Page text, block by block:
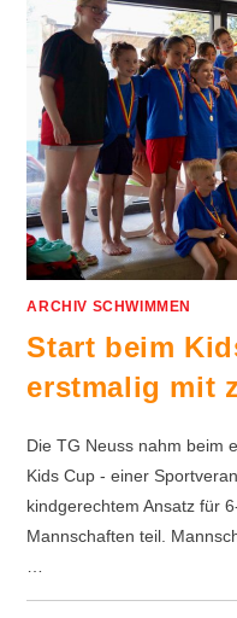
ARCHIV SCHWIMMEN
Start beim
erstmalig mit
Die TG Neuss nahm beim
Kids Cup - einer
kindgerechtem Ansatz für
Mannschaften teil.